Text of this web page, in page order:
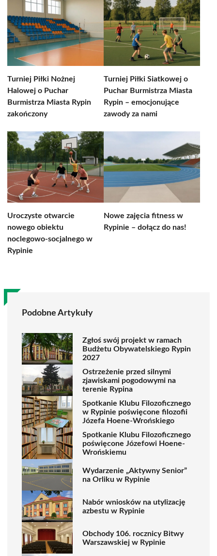
Turniej Piłki Nożnej
Halowej o Puchar
Burmistrza Miasta Rypin
zakończony
Turniej Piłki Siatkowej o
Puchar Burmistrza Miasta
Rypin – emocjonujące
zawody za nami
Uroczyste otwarcie
nowego obiektu
noclegowo-socjalnego w
Rypinie
Nowe zajęcia fitness w
Rypinie – dołącz do nas!
Podobne Artykuły
Zgłoś swój projekt w ramach
Budżetu Obywatelskiego Rypin
2027
Ostrzeżenie przed silnymi
zjawiskami pogodowymi na
terenie Rypina
Spotkanie Klubu Filozoficznego
w Rypinie poświęcone filozofii
Józefa Hoene-Wrońskiego
Spotkanie Klubu Filozoficznego
poświęcone Józefowi Hoene-
Wrońskiemu
Wydarzenie „Aktywny Senior”
na Orliku w Rypinie
Nabór wniosków na utylizację
azbestu w Rypinie
Obchody 106. rocznicy Bitwy
Warszawskiej w Rypinie